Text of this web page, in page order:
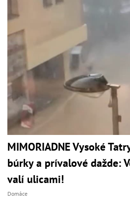
MIMORIADNE Vysoké
búrky a prívalové dažde:
valí ulicami!
Domáce